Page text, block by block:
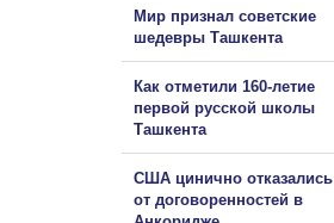
Мир признал советские
шедевры Ташкента
Как отметили 160-летие
первой русской школы
Ташкента
США цинично отказались
от договоренностей в